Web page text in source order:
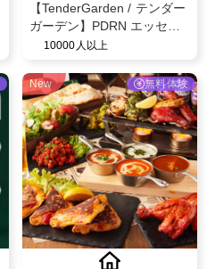
【TenderGarden / テンダー
ガーデン】PDRN エッセン
スクリーム 80ml モニター募
10000人以上
New 無料体験